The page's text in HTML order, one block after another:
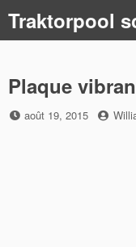
content
Traktorpool
Plaque
Posted
août 19, 2015 by